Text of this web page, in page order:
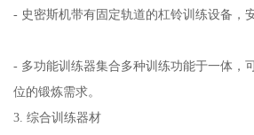
- 史密斯机带有固定轨道的杠铃训练设备，
- 多功能训练器集合多种训练功能于一体，
位的锻炼需求。
3. 综合训练器材